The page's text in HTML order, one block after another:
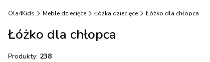
Ola4Kids Meble dziecięce Łóżka dziecięce Łóżko dla chłopca
Łóżko dla chłopca
Produkty: 238